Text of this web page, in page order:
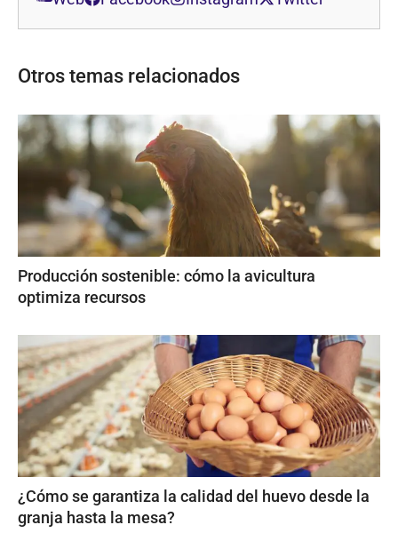
Otros temas relacionados
Producción sostenible: cómo la avicultura
optimiza recursos
¿Cómo se garantiza la calidad del huevo desde la
granja hasta la mesa?